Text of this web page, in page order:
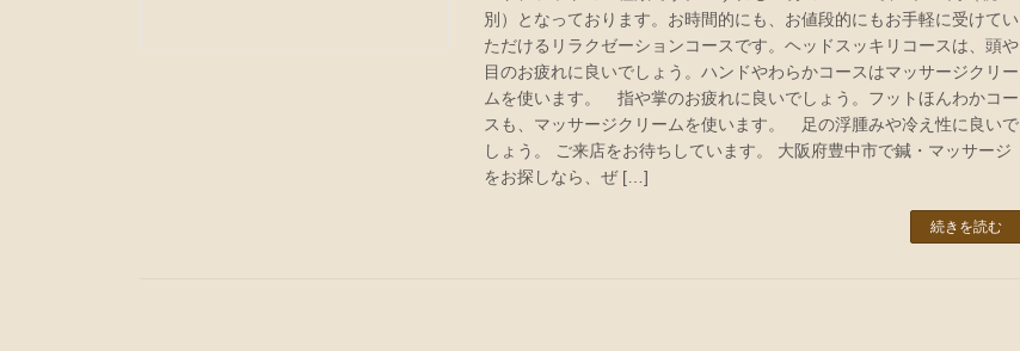
別）となっております。お時間的にも、お値段的にもお手軽に受けてい
ただけるリラクゼーションコースです。ヘッドスッキリコースは、頭や
目のお疲れに良いでしょう。ハンドやわらかコースはマッサージクリー
ムを使います。 指や掌のお疲れに良いでしょう。フットほんわかコー
スも、マッサージクリームを使います。 足の浮腫みや冷え性に良いで
しょう。 ご来店をお待ちしています。 大阪府豊中市で鍼・マッサージ
をお探しなら、ぜ […]
続きを読む